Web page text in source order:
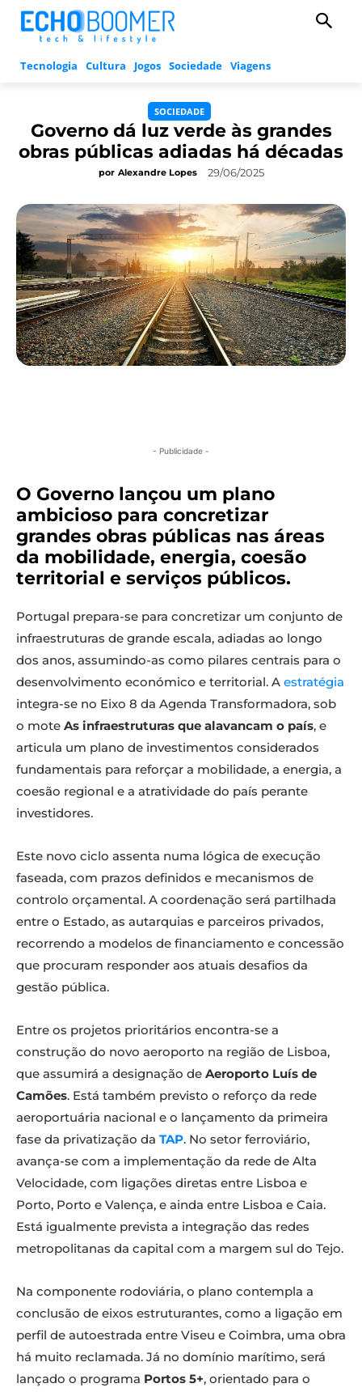
Tecnologia Cultura Jogos Sociedade Viagens
SOCIEDADE
Governo dá luz verde às grandes
obras públicas adiadas há décadas
por Alexandre Lopes 29/06/2025
- Publicidade -
O Governo lançou um plano
ambicioso para concretizar
grandes obras públicas nas áreas
da mobilidade, energia, coesão
territorial e serviços públicos.
Portugal prepara-se para concretizar um conjunto de
infraestruturas de grande escala, adiadas ao longo
dos anos, assumindo-as como pilares centrais para o
desenvolvimento económico e territorial. A estratégia
integra-se no Eixo 8 da Agenda Transformadora, sob
o mote As infraestruturas que alavancam o país, e
articula um plano de investimentos considerados
fundamentais para reforçar a mobilidade, a energia, a
coesão regional e a atratividade do país perante
investidores.
Este novo ciclo assenta numa lógica de execução
faseada, com prazos definidos e mecanismos de
controlo orçamental. A coordenação será partilhada
entre o Estado, as autarquias e parceiros privados,
recorrendo a modelos de financiamento e concessão
que procuram responder aos atuais desafios da
gestão pública.
Entre os projetos prioritários encontra-se a
construção do novo aeroporto na região de Lisboa,
que assumirá a designação de Aeroporto Luís de
Camões. Está também previsto o reforço da rede
aeroportuária nacional e o lançamento da primeira
fase da privatização da TAP. No setor ferroviário,
avança-se com a implementação da rede de Alta
Velocidade, com ligações diretas entre Lisboa e
Porto, Porto e Valença, e ainda entre Lisboa e Caia.
Está igualmente prevista a integração das redes
metropolitanas da capital com a margem sul do Tejo.
Na componente rodoviária, o plano contempla a
conclusão de eixos estruturantes, como a ligação em
perfil de autoestrada entre Viseu e Coimbra, uma obra
há muito reclamada. Já no domínio marítimo, será
lançado o programa Portos 5+, orientado para o